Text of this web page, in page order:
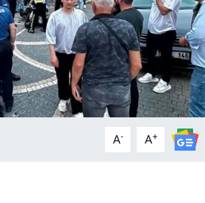
A- A+